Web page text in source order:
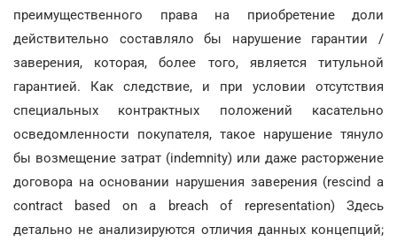
преимущественного права на приобретение доли
действительно составляло бы нарушение гарантии /
заверения, которая, более того, является титульной
гарантией. Как следствие, и при условии отсутствия
специальных контрактных положений касательно
осведомленности покупателя, такое нарушение тянуло
бы возмещение затрат (indemnity) или даже расторжение
договора на основании нарушения заверения (rescind a
contract based on a breach of representation) Здесь
детально не анализируются отличия данных концепций;